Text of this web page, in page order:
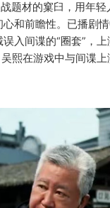
题材的窠臼，用年
和前瞻性。已播剧
入间谍的“圈套”，
熙在游戏中与间谍